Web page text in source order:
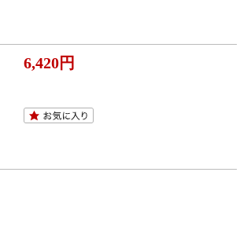
6,420円